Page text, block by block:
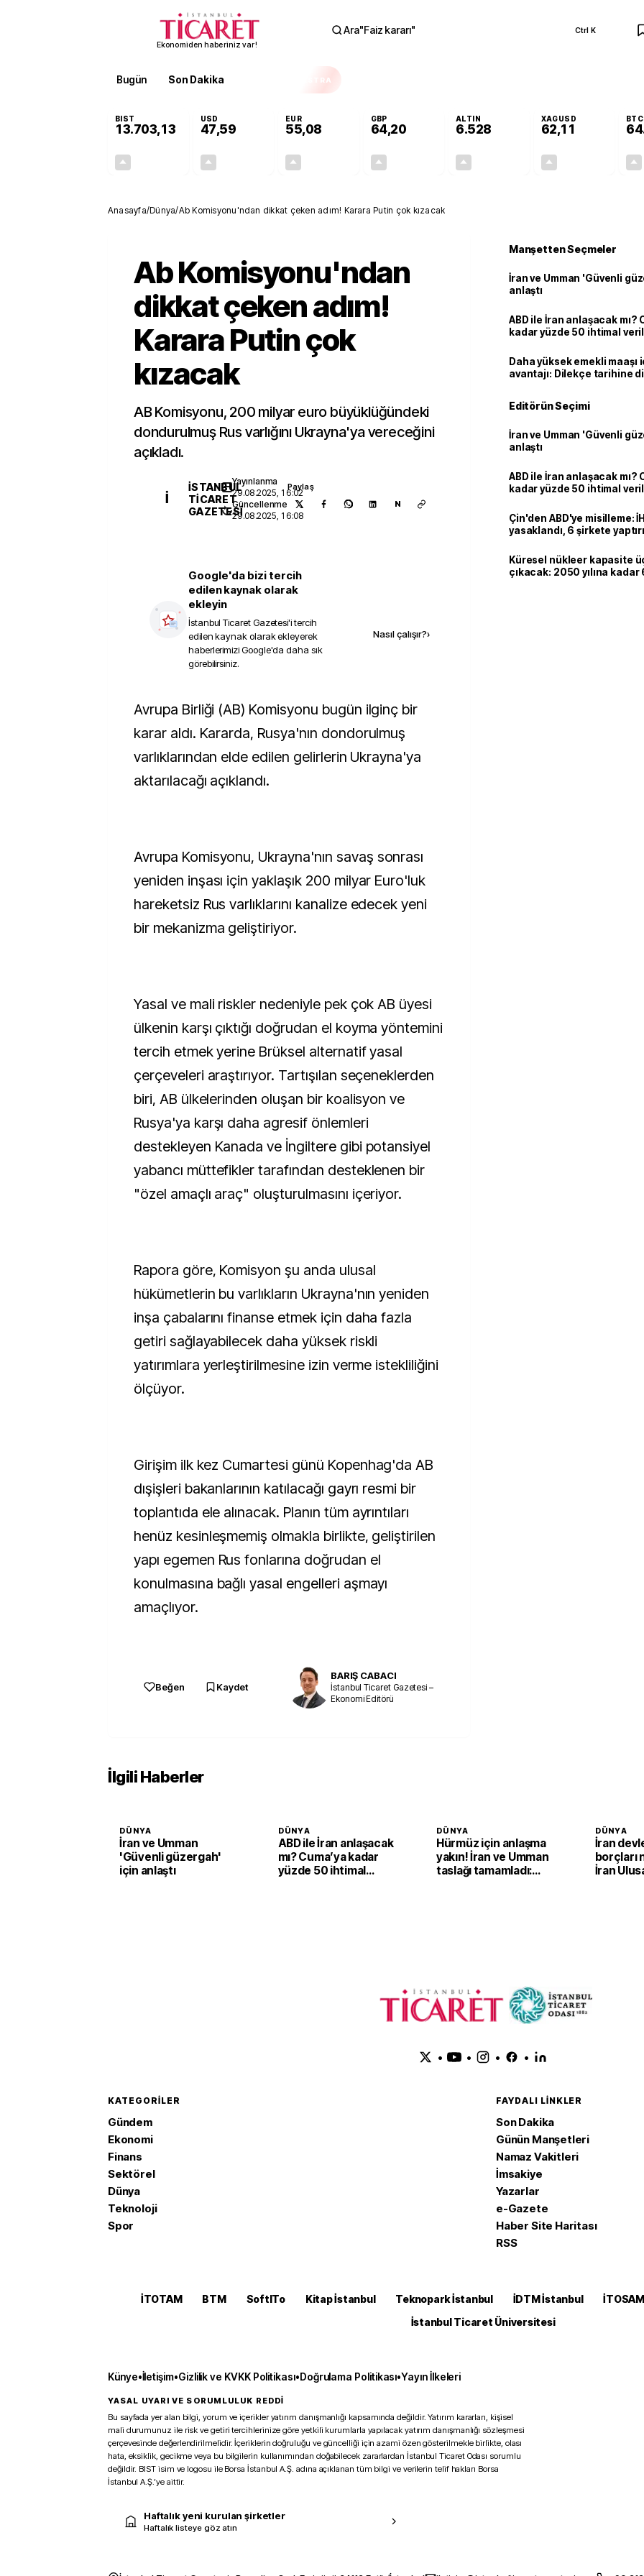
Ekonomiden haberiniz var!
Ara"Faiz kararı" Ctrl K
Bugün Son Dakika EKSTRA
BIST
13.703,13
USD
47,59
EUR
55,08
GBP
64,20
ALTIN
6.528
XAGUSD
62,11
BTC
Anasayfa/Dünya/Ab Komisyonu'ndan dikkat çeken adım! Karara Putin çok kızacak
Ab Komisyonu'ndan
dikkat çeken adım!
Karara Putin çok
kızacak
AB Komisyonu, 200 milyar euro büyüklüğündeki
dondurulmuş Rus varlığını Ukrayna'ya vereceğini
açıkladı.
İ
İSTANBUL
TICARET
GAZETESI
Yayınlanma
29.08.2025, 16:02
Güncellenme
29.08.2025, 16:08
Paylaş
N
Google'da bizi tercih
edilen kaynak olarak
ekleyin
İstanbul Ticaret Gazetesi'i tercih
edilen kaynak olarak ekleyerek
haberlerimizi Google'da daha sık
görebilirsiniz.
Nasıl çalışır?›
Avrupa Birliği (AB) Komisyonu bugün ilginç bir
karar aldı. Kararda, Rusya'nın dondorulmuş
varlıklarından elde edilen gelirlerin Ukrayna'ya
aktarılacağı açıklandı.
Avrupa Komisyonu, Ukrayna'nın savaş sonrası
yeniden inşası için yaklaşık 200 milyar Euro'luk
hareketsiz Rus varlıklarını kanalize edecek yeni
bir mekanizma geliştiriyor.
Yasal ve mali riskler nedeniyle pek çok AB üyesi
ülkenin karşı çıktığı doğrudan el koyma yöntemini
tercih etmek yerine Brüksel alternatif yasal
çerçeveleri araştırıyor. Tartışılan seçeneklerden
biri, AB ülkelerinden oluşan bir koalisyon ve
Rusya'ya karşı daha agresif önlemleri
destekleyen Kanada ve İngiltere gibi potansiyel
yabancı müttefikler tarafından desteklenen bir
"özel amaçlı araç" oluşturulmasını içeriyor.
Rapora göre, Komisyon şu anda ulusal
hükümetlerin bu varlıkların Ukrayna'nın yeniden
inşa çabalarını finanse etmek için daha fazla
getiri sağlayabilecek daha yüksek riskli
yatırımlara yerleştirilmesine izin verme istekliliğini
ölçüyor.
Girişim ilk kez Cumartesi günü Kopenhag'da AB
dışişleri bakanlarının katılacağı gayrı resmi bir
toplantıda ele alınacak. Planın tüm ayrıntıları
henüz kesinleşmemiş olmakla birlikte, geliştirilen
yapı egemen Rus fonlarına doğrudan el
konulmasına bağlı yasal engelleri aşmayı
amaçlıyor.
Beğen Kaydet
BARIŞ CABACI
İstanbul Ticaret Gazetesi –
Ekonomi Editörü
Manşetten Seçmeler
İran ve Umman 'Güvenli
anlaştı
ABD ile İran anlaşacak mı?
kadar yüzde 50 ihtimal
Daha yüksek emekli maaşı
avantajı: Dilekçe tarihine
Editörün Seçimi
İran ve Umman 'Güvenli
anlaştı
ABD ile İran anlaşacak mı?
kadar yüzde 50 ihtimal
Çin'den ABD'ye misilleme:
yasaklandı, 6 şirkete
Küresel nükleer kapasite
çıkacak: 2050 yılına kadar
İlgili Haberler
DÜNYA
İran ve Umman
'Güvenli güzergah'
için anlaştı
DÜNYA
ABD ile İran anlaşacak
mı? Cuma’ya kadar
yüzde 50 ihtimal
DÜNYA
Hürmüz için anlaşma
yakın! İran ve Umman
taslağı tamamladı:
DÜNYA
İran
borçları
İran
• • • •
KATEGORILER
Gündem
Ekonomi
Finans
Sektörel
Dünya
Teknoloji
Spor
FAYDALI LINKLER
Son Dakika
Günün Manşetleri
Namaz Vakitleri
İmsakiye
Yazarlar
e-Gazete
Haber Site Haritası
RSS
İTOTAM BTM SoftITo Kitap İstanbul Teknopark İstanbul İDTM İstanbul İTOSAM
İstanbul Ticaret Üniversitesi
Künye•İletişim•Gizlilik ve KVKK Politikası•Doğrulama Politikası•Yayın İlkeleri
YASAL UYARI VE SORUMLULUK REDDİ
Bu sayfada yer alan bilgi, yorum ve içerikler yatırım danışmanlığı kapsamında değildir. Yatırım kararları, kişisel
mali durumunuz ile risk ve getiri tercihlerinize göre yetkili kurumlarla yapılacak yatırım danışmanlığı sözleşmesi
çerçevesinde değerlendirilmelidir. İçeriklerin doğruluğu ve güncelliği için azami özen gösterilmekle birlikte, olası
hata, eksiklik, gecikme veya bu bilgilerin kullanımından doğabilecek zararlardan İstanbul Ticaret Odası sorumlu
değildir. BIST isim ve logosu ile Borsa İstanbul A.Ş. adına açıklanan tüm bilgi ve verilerin telif hakları Borsa
İstanbul A.Ş.’ye aittir.
Haftalık yeni kurulan şirketler
Haftalık listeye göz atın